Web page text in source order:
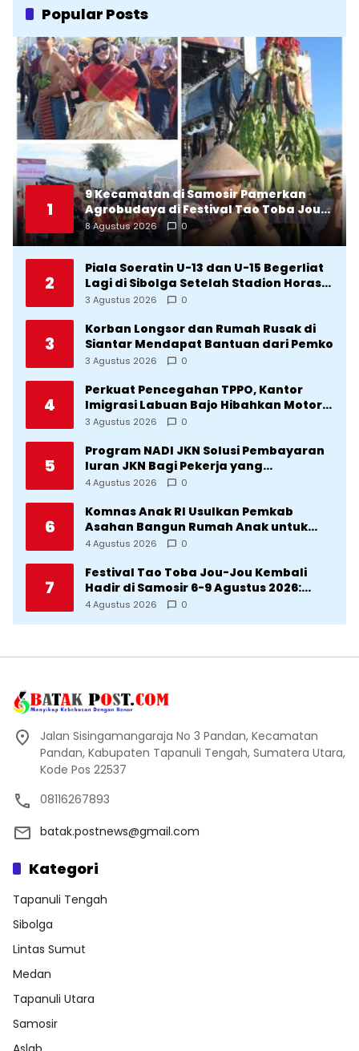
Popular Posts
1
9 Kecamatan di Samosir Pamerkan
Agrobudaya di Festival Tao Toba Jou-
Jou 2026: Membranding Produk Lokal
agar Terkenal
8 Agustus 2026 0
2
Piala Soeratin U-13 dan U-15 Begerliat
Lagi di Sibolga Setelah Stadion Horas
Direvitalisasi Wali Kota
3 Agustus 2026 0
3
Korban Longsor dan Rumah Rusak di
Siantar Mendapat Bantuan dari Pemko
3 Agustus 2026 0
4
Perkuat Pencegahan TPPO, Kantor
Imigrasi Labuan Bajo Hibahkan Motor
Operasional ke Lima Desa di
3 Agustus 2026 0
5
Program NADI JKN Solusi Pembayaran
Iuran JKN Bagi Pekerja yang
Penghasilannya Tidak Tetap
4 Agustus 2026 0
6
Komnas Anak RI Usulkan Pemkab
Asahan Bangun Rumah Anak untuk
Korban Kekerasan
4 Agustus 2026 0
7
Festival Tao Toba Jou-Jou Kembali
Hadir di Samosir 6-9 Agustus 2026:
Datang Saksikan Kemeriahan dan Raih
4 Agustus 2026 0
Jalan Sisingamangaraja No 3 Pandan, Kecamatan
Pandan, Kabupaten Tapanuli Tengah, Sumatera Utara,
Kode Pos 22537
08116267893
batak.postnews@gmail.com
Kategori
Tapanuli Tengah
Sibolga
Lintas Sumut
Medan
Tapanuli Utara
Samosir